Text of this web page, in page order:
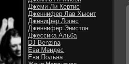
Джеми Ли Кертис
Дженнифер Лав Хьюит
Дженифер Лопес
Дженнифер Энистон
Джессика Альба
DJ Benzina
Ева Мендес
Ева Польна